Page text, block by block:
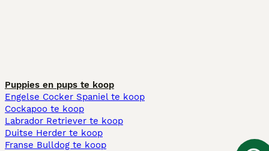
Puppies en pups te koop
Engelse Cocker Spaniel te koop
Cockapoo te koop
Labrador Retriever te koop
Duitse Herder te koop
Franse Bulldog te koop